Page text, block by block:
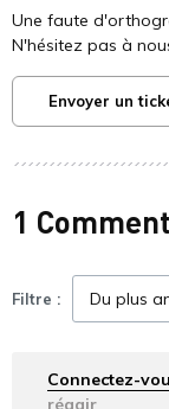
Une faute
N'hésitez pas à
Envoyer un
1
Filtre :
Connectez-
réagir